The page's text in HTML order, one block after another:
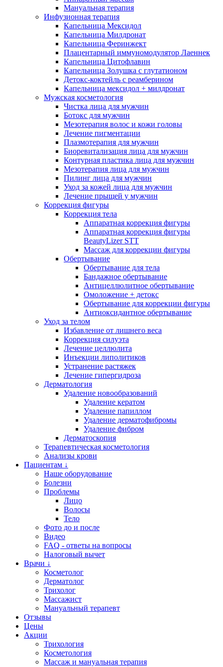
Мануальная терапия
Инфузионная терапия
Капельница Мексидол
Капельница Милдронат
Капельница Феринжект
Плацентарный иммуномодулятор Лаеннек
Капельница Цитофлавин
Капельница Золушка с глутатионом
Детокс-коктейль с реамберином
Капельница мексидол + милдронат
Мужская косметология
Чистка лица для мужчин
Ботокс для мужчин
Мезотерапия волос и кожи головы
Лечение пигментации
Плазмотерапия для мужчин
Биоревитализация лица для мужчин
Контурная пластика лица для мужчин
Мезотерапия лица для мужчин
Пилинг лица для мужчин
Уход за кожей лица для мужчин
Лечение прыщей у мужчин
Коррекция фигуры
Коррекция тела
Аппаратная коррекция фигуры
Аппаратная коррекция фигуры
BeautyLizer STT
Массаж для коррекции фигуры
Обертывание
Обертывание для тела
Бандажное обертывание
Антицеллюлитное обертывание
Омоложение + детокс
Обертывание для коррекции фигуры
Антиоксидантное обертывание
Уход за телом
Избавление от лишнего веса
Коррекция силуэта
Лечение целлюлита
Инъекции липолитиков
Устранение растяжек
Лечение гипергидроза
Дерматология
Удаление новообразований
Удаление кератом
Удаление папиллом
Удаление дерматофибромы
Удаление фибром
Дерматоскопия
Терапевтическая косметология
Анализы крови
Пациентам ↓
Наше оборудование
Болезни
Проблемы
Лицо
Волосы
Тело
Фото до и после
Видео
FAQ - ответы на вопросы
Налоговый вычет
Врачи ↓
Косметолог
Дерматолог
Трихолог
Массажист
Мануальный терапевт
Отзывы
Цены
Акции
Трихология
Косметология
Массаж и мануальная терапия